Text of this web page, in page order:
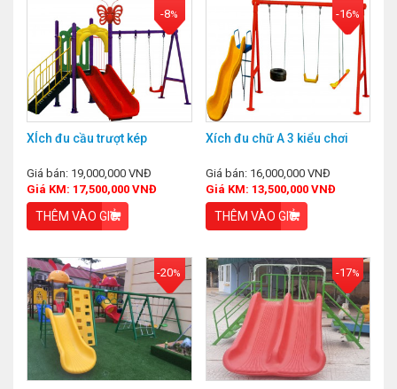
-8%
XÍch đu cầu trượt kép
Giá bán: 19,000,000 VNĐ
Giá KM: 17,500,000 VNĐ
THÊM VÀO GIỎ
-16%
Xích đu chữ A 3 kiểu chơi
Giá bán: 16,000,000 VNĐ
Giá KM: 13,500,000 VNĐ
THÊM VÀO GIỎ
-20% -17%